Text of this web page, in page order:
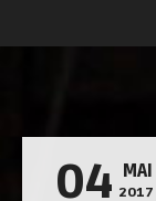
04 MAI
2017